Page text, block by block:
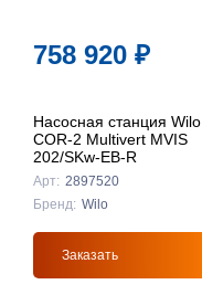
758 920 ₽
Насосная станция Wilo
COR-2 Multivert MVIS
202/SKw-EB-R
Арт: 2897520
Бренд: Wilo
Заказать